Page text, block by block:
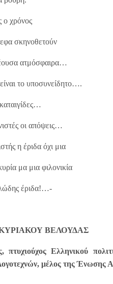
χρόνος
σκηνοθετούν
ατμόσφαιρα…
το υποσυνείδητο….
οι απόψεις…
η έριδα όχι μια
μα μια φιλονικία
έριδα!…-
ΒΕΛΟΥΔΑΣ
πτυχιούχος Ελληνικού
μέλος της Ένωσης